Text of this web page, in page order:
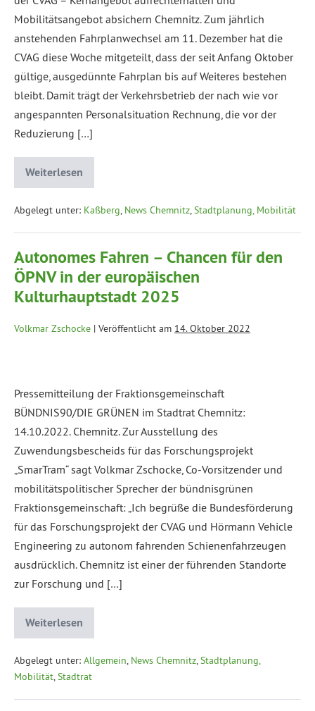
Mobilitätsangebot absichern Chemnitz. Zum jährlich
anstehenden Fahrplanwechsel am 11. Dezember hat die
CVAG diese Woche mitgeteilt, dass der seit Anfang Oktober
gültige, ausgedünnte Fahrplan bis auf Weiteres bestehen
bleibt. Damit trägt der Verkehrsbetrieb der nach wie vor
angespannten Personalsituation Rechnung, die vor der
Reduzierung […]
Weiterlesen
Abgelegt unter: Kaßberg, News Chemnitz,Stadtplanung, Mobilität
Autonomes Fahren – Chancen für den
ÖPNV in der europäischen
Kulturhauptstadt 2025
Volkmar Zschocke | Veröffentlicht am 14. Oktober 2022
Pressemitteilung der Fraktionsgemeinschaft
BÜNDNIS90/DIE GRÜNEN im Stadtrat Chemnitz:
14.10.2022. Chemnitz. Zur Ausstellung des
Zuwendungsbescheids für das Forschungsprojekt
„SmarTram“ sagt Volkmar Zschocke, Co-Vorsitzender und
mobilitätspolitischer Sprecher der bündnisgrünen
Fraktionsgemeinschaft: „Ich begrüße die Bundesförderung
für das Forschungsprojekt der CVAG und Hörmann Vehicle
Engineering zu autonom fahrenden Schienenfahrzeugen
ausdrücklich. Chemnitz ist einer der führenden Standorte
zur Forschung und […]
Weiterlesen
Abgelegt unter: Allgemein, News Chemnitz,Stadtplanung,
Mobilität,Stadtrat